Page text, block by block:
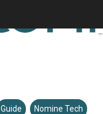
Guide Nomine Tech